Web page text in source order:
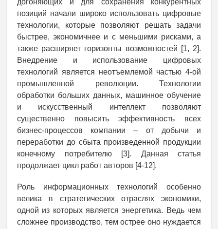
догоняющих и для сохранения конкурентных
позиций начали широко использовать цифровые
технологии, которые позволяют решать задачи
быстрее, экономичнее и с меньшими рисками, а
также расширяет горизонты возможностей [1, 2].
Внедрение и использование цифровых
технологий является неотъемлемой частью 4-ой
промышленной революции. Технологии
обработки больших данных, машинное обучение
и искусственный интеллект позволяют
существенно повысить эффективность всех
бизнес-процессов компании – от добычи и
переработки до сбыта произведенной продукции
конечному потребителю [3]. Данная статья
продолжает цикл работ авторов [4-12].
Роль информационных технологий особенно
велика в стратегических отраслях экономики,
одной из которых является энергетика. Ведь чем
сложнее производство, тем острее оно нуждается